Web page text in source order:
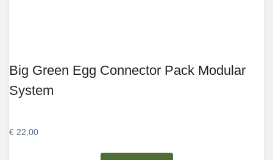
Big Green Egg Connector Pack Modular
System
€ 22,00